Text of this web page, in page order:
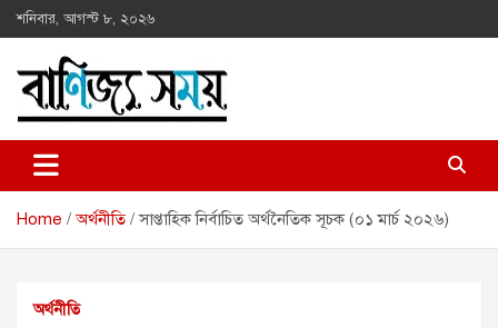
Skip
to
শনিবার, আগস্ট ৮, ২০২৬
বানিজ্য সময়
Home অর্থনীতি সাপ্তাহিক নির্বাচিত অর্থনৈতিক সূচক (০১ মার্চ ২০২৬)
অর্থনীতি